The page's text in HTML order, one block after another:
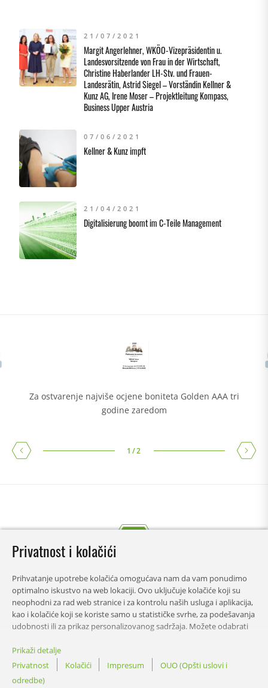
21/07/2021
Margit Angerlehner, WKÖO-Vizepräsidentin u.
Landesvorsitzende von Frau in der Wirtschaft,
Christine Haberlander LH-Stv. und Frauen-
Landesrätin, Astrid Siegel – Vorständin Kellner &
Kunz AG, Irene Moser – Projektleitung Kompass,
Business Upper Austria
07/06/2021
Kellner & Kunz impft
21/04/2021
Digitalisierung boomt im C-Teile Management
Za ostvarenje najviše ocjene boniteta Golden AAA tri
godine zaredom
1 /2
SADRŽAJ
Privatnost i kolačići
Prihvatanje upotrebe kolačića omogućava nam da vam ponudimo
optimalno iskustvo na web lokaciji. Ovo uključuje kolačiće koji su
neophodni za rad web stranice i za kontrolu naših usluga i aplikacija,
kao i kolačiće koji se koriste samo u statističke svrhe, za podešavanja
udobnosti ili za prikaz personalizovanog sadržaja. Možete odabrati
korišćenja podataka. Ovu odluku možete promijeniti u bilo kom
trenutku.
Prikaži detalje
Privatnost
Kolačići Impresum
OUO (Opšti uslovi i
odredbe)